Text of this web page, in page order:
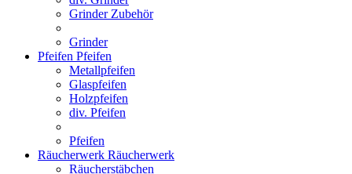
Grinder Zubehör
Grinder
Pfeifen Pfeifen
Metallpfeifen
Glaspfeifen
Holzpfeifen
div. Pfeifen
Pfeifen
Räucherwerk Räucherwerk
Räucherstäbchen